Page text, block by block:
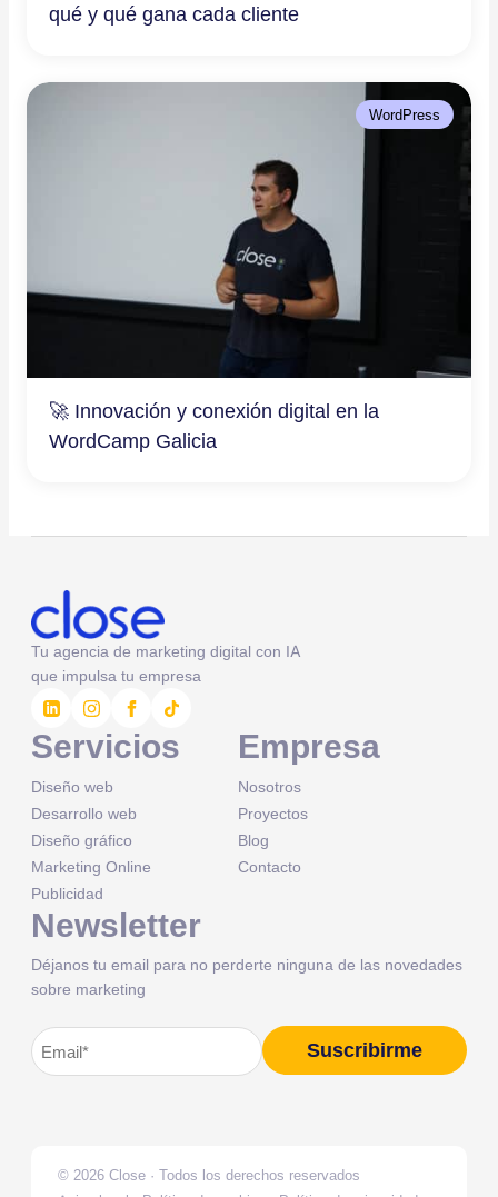
qué y qué gana cada cliente
WordPress
🚀 Innovación y conexión digital en la
WordCamp Galicia
Tu agencia de marketing digital con IA
que impulsa tu empresa
Servicios
Diseño web
Desarrollo web
Diseño gráfico
Marketing Online
Publicidad
Empresa
Nosotros
Proyectos
Blog
Contacto
Newsletter
Déjanos tu email para no perderte ninguna de las novedades
sobre marketing
Correo
electrónico(Obligatorio)
Suscribirme
Alternative:
© 2026 Close · Todos los derechos reservados